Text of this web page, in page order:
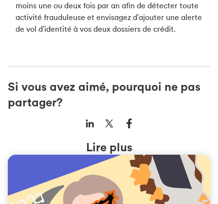
moins une ou deux fois par an afin de détecter toute
activité frauduleuse et envisagez d'ajouter une alerte
de vol d'identité à vos deux dossiers de crédit.
Si vous avez aimé, pourquoi ne pas
partager?
Lire plus